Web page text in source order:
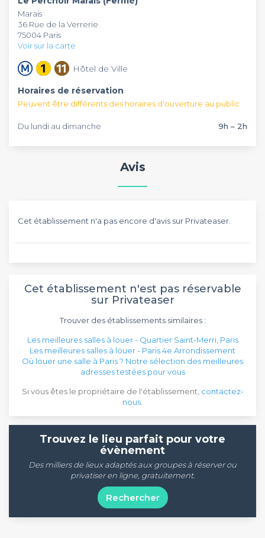
aimerait tout tester. Pour les plus classiques, l’établissement
propose également des bouteilles de vin blanc, rosé et
rouge de très bonnes qualités. Et pour les petits creux en
milieux de soirée, aucun souci, vous pourrez déguster des
assiettes de fromage et charcuterie !
Le Perchoir Marais
parisiens l’opportunité de se réapproprier des espaces
atypiques. Ici, vous pourrez organiser vos cocktails,
succès garanti.
Marais
36 Rue de la Verrerie
75004 Paris
Voir sur la carte
Hôtel de Ville
Horaires de réservation
Peuvent être différents des horaires d'ouverture au public
Du lundi au dimanche 9h – 2h
Avis
Cet établissement n'a pas encore d'avis sur Privateaser.
Cet établissement n'est pas réservable
sur Privateaser
Trouver des établissements similaires :
Les meilleures salles à louer - Quartier Saint-Merri, Paris
Les meilleures salles à louer - Paris 4e Arrondissement
Où louer une salle à Paris ? Notre sélection des meilleures
adresses testées pour vous
Si vous êtes le propriétaire de l'établissement, contactez-
nous
Trouvez le lieu parfait pour votre
évènement
Des milliers de lieux adaptés aux groupes à réserver ou
privatiser en ligne, gratuitement.
Rechercher